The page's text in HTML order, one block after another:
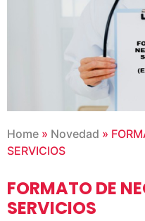
Home » Novedad »
SERVICIOS
FORMATODE
SERVICIOS